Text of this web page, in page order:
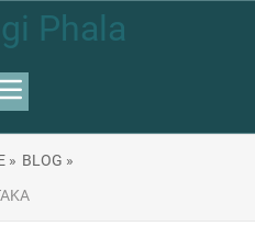
Phala
» BLOG »